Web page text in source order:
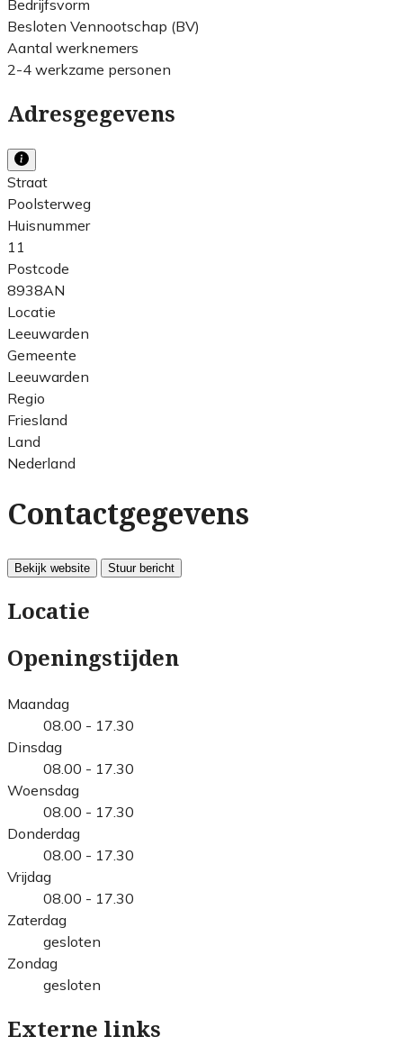
Bedrijfsvorm
Besloten Vennootschap (BV)
Aantal werknemers
2-4 werkzame personen
Adresgegevens
Straat
Poolsterweg
Huisnummer
11
Postcode
8938AN
Locatie
Leeuwarden
Gemeente
Leeuwarden
Regio
Friesland
Land
Nederland
Contactgegevens
Bekijk website Stuur bericht
Locatie
Openingstijden
Maandag
08.00 - 17.30
Dinsdag
08.00 - 17.30
Woensdag
08.00 - 17.30
Donderdag
08.00 - 17.30
Vrijdag
08.00 - 17.30
Zaterdag
gesloten
Zondag
gesloten
Externe links